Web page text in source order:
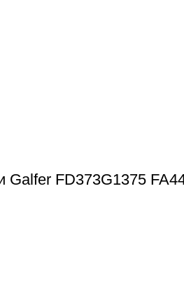
Galfer FD373G1375